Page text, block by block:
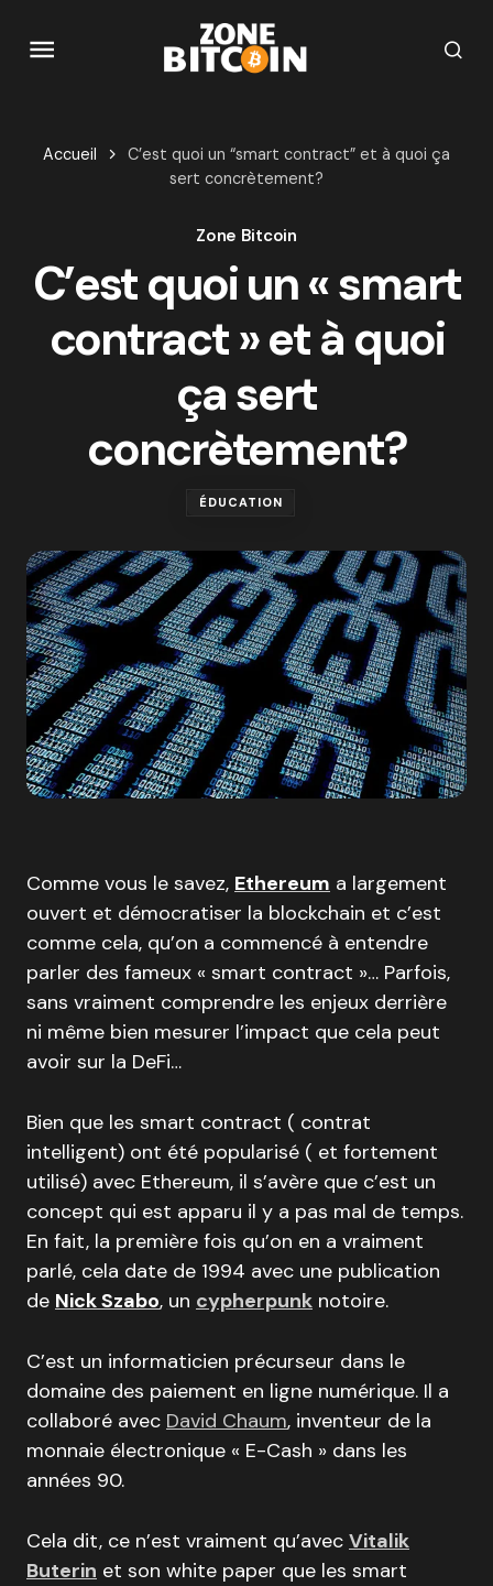
Accueil
C’est quoi un “smart contract” et à quoi ça
sert concrètement?
Zone Bitcoin
C’est quoi un « smart
contract » et à quoi
ça sert
concrètement?
ÉDUCATION
Comme vous le savez, Ethereum a largement
ouvert et démocratiser la blockchain et c’est
comme cela, qu’on a commencé à entendre
parler des fameux « smart contract »… Parfois,
sans vraiment comprendre les enjeux derrière
ni même bien mesurer l’impact que cela peut
avoir sur la DeFi…
Bien que les smart contract ( contrat
intelligent) ont été popularisé ( et fortement
utilisé) avec Ethereum, il s’avère que c’est un
concept qui est apparu il y a pas mal de temps.
En fait, la première fois qu’on en a vraiment
parlé, cela date de 1994 avec une publication
de Nick Szabo, un cypherpunk notoire.
C’est un informaticien précurseur dans le
domaine des paiement en ligne numérique. Il a
collaboré avec David Chaum, inventeur de la
monnaie électronique « E-Cash » dans les
années 90.
Cela dit, ce n’est vraiment qu’avec Vitalik
Buterin et son white paper que les smart